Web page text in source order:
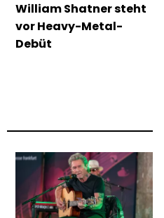
William Shatner steht
vor Heavy-Metal-
Debüt